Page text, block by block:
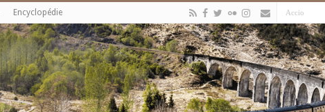
Encyclopédie